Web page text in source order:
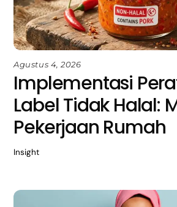
Agustus 4, 2026
Implementasi
Label Tidak Halal:
Pekerjaan Rumah
Insight